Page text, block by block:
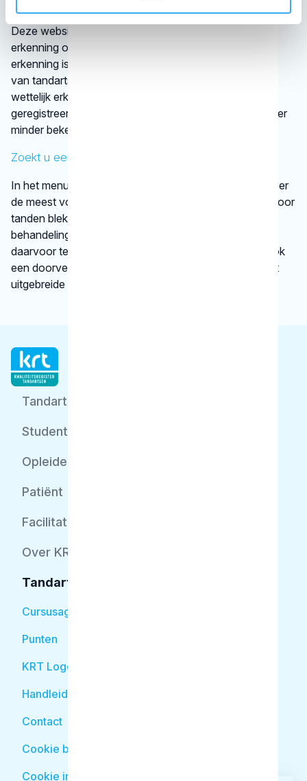
Deze website vermeldt alleen disciplines met een
erkenning op basis van vastgestelde criteria. Die
erkenning is afgegeven door een vereniging
van tandartsen. De kaakchirurg en de orthodontist zijn
wettelijk erkende specialisaties. Alle specialisten staan
geregistreerd in het
. Bij disciplines waarover
minder bekend is, verwijst het KRT door.
Zoekt u een specifieke behandeling?
In het menu onder
vindt u informatie over
de meest voorkomende behandelingen, bijvoorbeeld voor
tanden bleken. We vertellen kort en krachtig wat een
behandeling inhoudt en bij welke gebitsspecialist u
daarvoor terecht kunt. Per type behandeling vindt u ook
een doorverwijzing naar een betrouwbare website met
uitgebreide informatie.
Tandarts
Student
Opleider
Patiënt
Facilitator
Over KRT
Tandarts
Cursusagenda
Punten
KRT Logo
Handleiding Tandarts
Contact
Cookie beleid
Cookie instellingen